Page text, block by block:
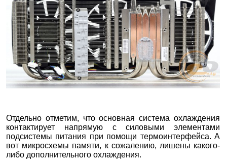
Отдельно отметим, что основная система охлаждения
контактирует напрямую с силовыми элементами
подсистемы питания при помощи термоинтерфейса. А
вот микросхемы памяти, к сожалению, лишены какого-
либо дополнительного охлаждения.